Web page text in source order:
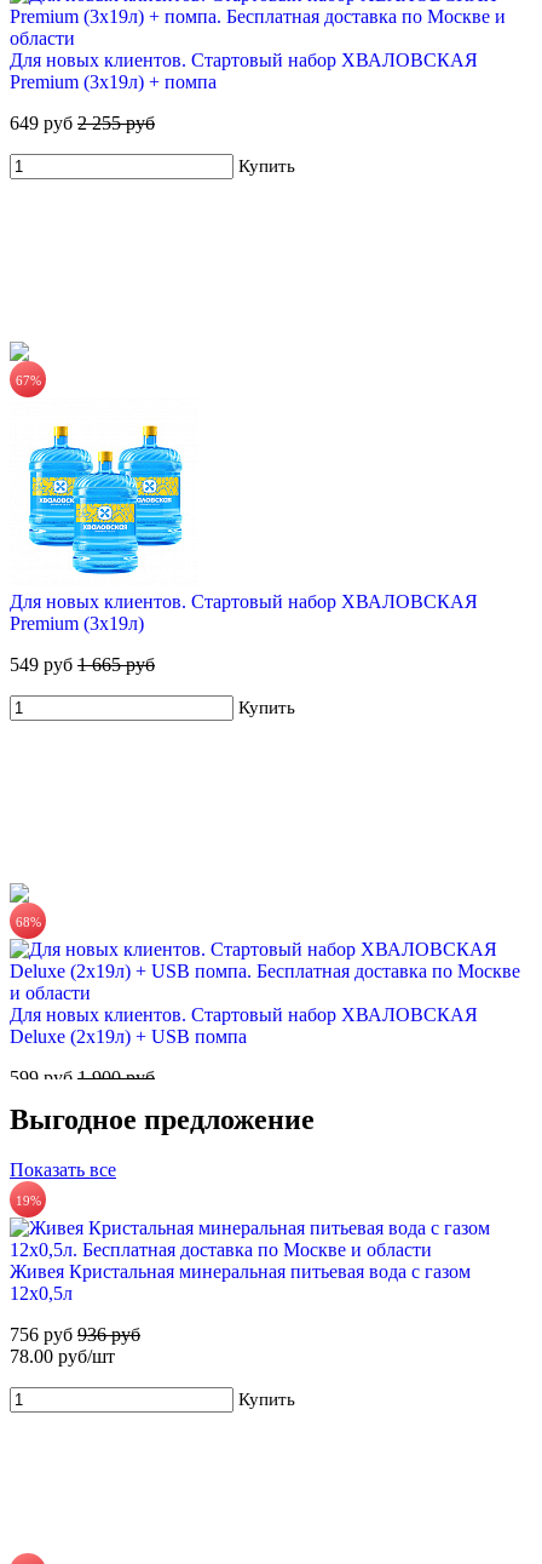
ЧЕРНОГОЛОВКА питьевая вода 19л
670 руб.
Купить
225 руб.
ХВАЛОВСКАЯ Premium природная питьевая вода 18,9л
555 руб.
Для новых клиентов. Стартовый набор ХВАЛОВСКАЯ
Premium (3х19л) + помпа
649 руб 2 255 руб
Купить
67%
Для новых клиентов. Стартовый набор ХВАЛОВСКАЯ
Premium (3х19л)
549 руб 1 665 руб
Купить
68%
Для новых клиентов. Стартовый набор ХВАЛОВСКАЯ
Deluxe (2х19л) + USB помпа
599 руб 1 900 руб
Купить
71%
Выгодное предложение
Показать все
19%
Живея Кристальная минеральная питьевая вода с газом
12х0,5л
756 руб 936 руб
78.00 руб/шт
Купить